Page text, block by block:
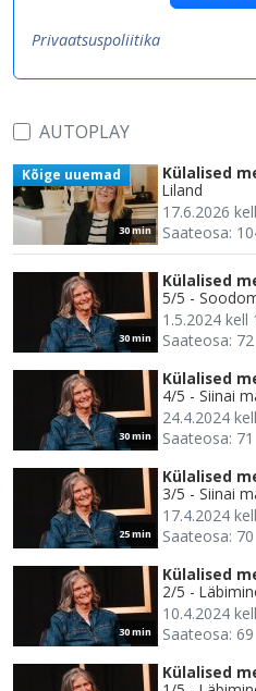
Privaatsuspoliitika
AUTOPLAY
30 min
Kõige uuemad Külalised
Liland
17.6.2026
Saateosa:
30 min
Külalised
5/5 -
1.5.2024 kell
Saateosa: 72
30 min
Külalised
4/5 - Siinai
24.4.2024
Saateosa: 71
25 min
Külalised
3/5 - Siinai
17.4.2024
Saateosa: 70
30 min
Külalised
2/5 -
10.4.2024
Saateosa: 69
Külalised